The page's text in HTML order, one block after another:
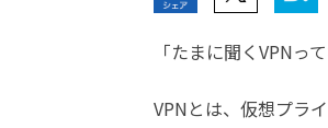
「たまに聞くVPNっ
VPNとは、仮想プラ